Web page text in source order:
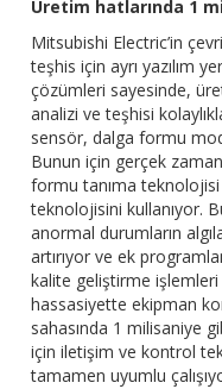
Üretim hatlarında 1
Mitsubishi Electric’in
teşhis için ayrı yazılım
çözümleri sayesinde,
analizi ve teşhisi
sensör, dalga formu
Bunun için gerçek
formu tanıma
teknolojisini kullanıyor.
anormal durumların
artırıyor ve ek
kalite geliştirme işlemleri
hassasiyette ekipman
sahasında 1 milisaniye
için iletişim ve kontrol
tamamen uyumlu